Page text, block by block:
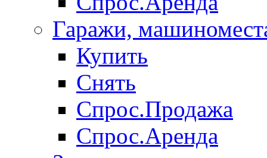
Гаражи,
Купить
Снять
Спрос.Продажа
Спрос.Аренда